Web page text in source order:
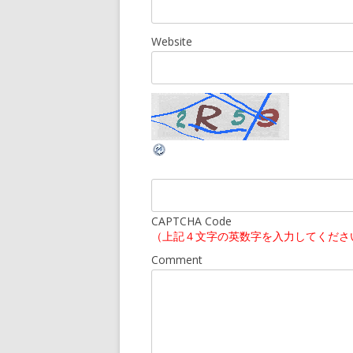
Website
CAPTCHA Code
（上記４文字の英数字を入力してくだ
Comment